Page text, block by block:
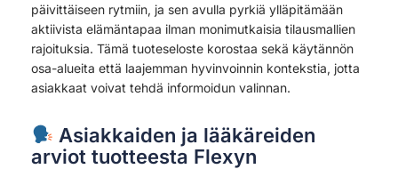
päivittäiseen rytmiin, ja sen avulla pyrkiä ylläpitämään
aktiivista elämäntapaa ilman monimutkaisia tilausmallien
rajoituksia. Tämä tuoteseloste korostaa sekä käytännön
osa-alueita että laajemman hyvinvoinnin kontekstia, jotta
asiakkaat voivat tehdä informoidun valinnan.
Asiakkaiden ja lääkäreiden
arviot tuotteesta Flexyn